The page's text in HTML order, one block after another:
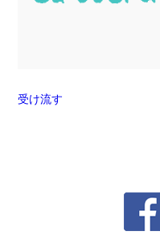
受け流す